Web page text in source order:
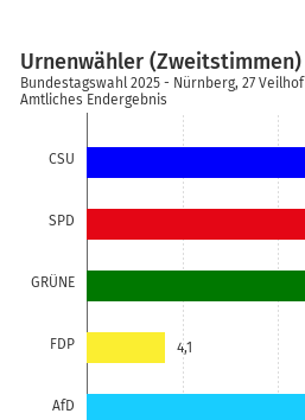
CSU
SPD
GRÜNE
FDP
AfD
4,1
Urnenwähler (Zweitstimmen)
Bundestagswahl 2025 - Nürnberg, 27 Veilhof
Amtliches Endergebnis